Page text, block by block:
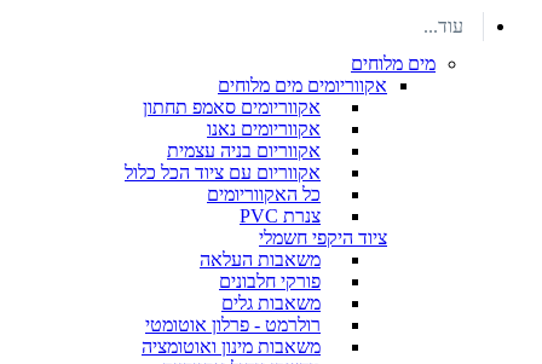
עוד...
מים מלוחים
אקווריומים מים מלוחים
אקווריומים סאמפ תחתון
אקווריומים נאנו
אקווריום בניה עצמית
אקווריום עם ציוד הכל כלול
כל האקווריומים
צנרת PVC
ציוד היקפי חשמלי
משאבות העלאה
פורקי חלבונים
משאבות גלים
רולרמט - פרלון אוטומטי
משאבות מינון ואוטומציה